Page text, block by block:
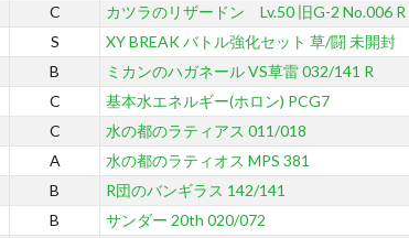
C カツラのリザードン Lv.50 旧G-2 No.006 R
S XY BREAK バトル強化セット 草/闘 未開封
B ミカンのハガネール VS草雷 032/141 R
C 基本水エネルギー(ホロン) PCG7
C 水の都のラティアス 011/018
A 水の都のラティオス MPS 381
B R団のバンギラス 142/141
B サンダー 20th 020/072